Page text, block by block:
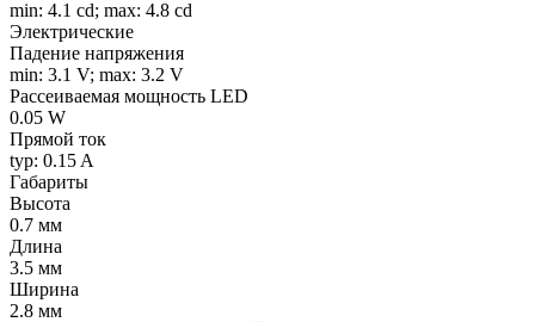
min: 4.1 cd; max: 4.8 cd
Электрические
Падение напряжения
min: 3.1 V; max: 3.2 V
Рассеиваемая мощность LED
0.05 W
Прямой ток
typ: 0.15 A
Габариты
Высота
0.7 мм
Длина
3.5 мм
Ширина
2.8 мм